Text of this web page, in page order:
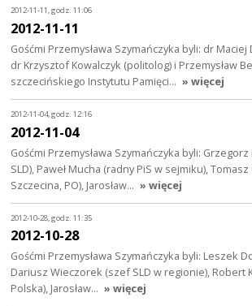
2012-11-11, godz. 11:06
2012-11-11
Gośćmi Przemysława Szymańczyka byli: dr
dr Krzysztof Kowalczyk (politolog) i Przemysław
szczecińskiego Instytutu Pamięci… » więcej
2012-11-04, godz. 12:16
2012-11-04
Gośćmi Przemysława Szymańczyka byli:
SLD), Paweł Mucha (radny PiS w sejmiku),
Szczecina, PO), Jarosław… » więcej
2012-10-28, godz. 11:35
2012-10-28
Gośćmi Przemysława Szymańczyka byli: Leszek
Dariusz Wieczorek (szef SLD w regionie), Robert
Polska), Jarosław… » więcej